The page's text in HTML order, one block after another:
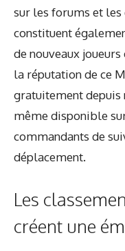
sur les forums et les
constituent
de nouveaux
la réputation de ce
gratuitement depuis
même disponible
commandants de
déplacement.
Les
créent une